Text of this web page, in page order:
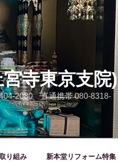
寺東京支院)
2080 直通携帯 080-8318-
り組み 新本堂リフォーム特集